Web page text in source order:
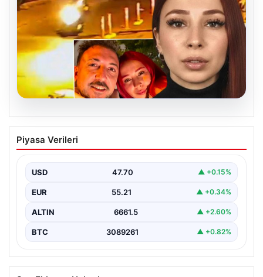
Şişli’de Nilda Müge Şahin Cinayetiyle
İlgili Yeni Gelişmeler ve Ayrıntılar
kadının hayatını kaybetmesine neden olan trajik
cinayet…
Piyasa Verileri
USD 47.70 ▲ +0.15%
EUR 55.21 ▲ +0.34%
ALTIN 6661.5 ▲ +2.60%
BTC 3089261 ▲ +0.82%